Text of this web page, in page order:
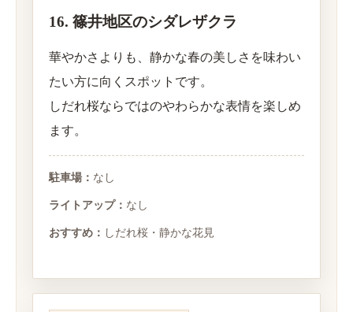
16. 篠井地区のシダレザクラ
華やかさよりも、静かな春の美しさを味わい
たい方に向くスポットです。
しだれ桜ならではのやわらかな表情を楽しめ
ます。
駐車場： なし
ライトアップ： なし
おすすめ： しだれ桜・静かな花見